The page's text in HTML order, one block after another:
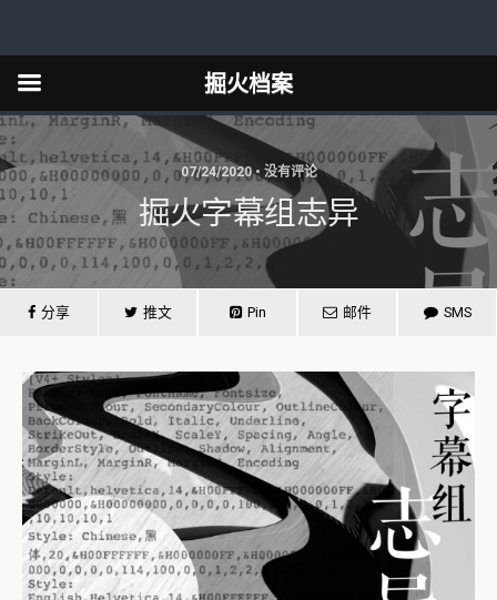
07/24/2020 • 没有评论
掘火字幕组志异
分享 推文 Pin 邮件 SMS
掘火档案